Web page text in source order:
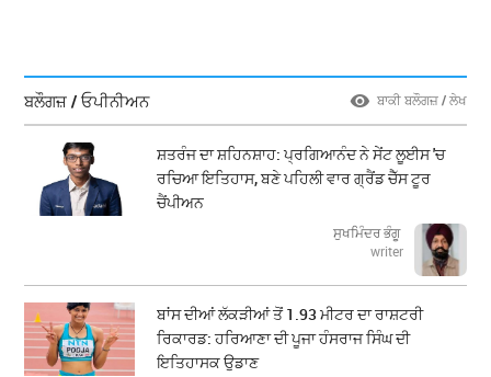
ਬਲੌਗਜ਼ / ਓਪੀਨੀਅਨ ਬਾਕੀ ਬਲੌਗਜ਼ / ਲੇਖ
ਸ਼ਤਰੰਜ ਦਾ ਸ਼ਹਿਨਸ਼ਾਹ: ਪ੍ਰਗਿਆਨੰਦ ਨੇ ਸੇਂਟ ਲੂਈਸ 'ਚ
ਰਚਿਆ ਇਤਿਹਾਸ, ਬਣੇ ਪਹਿਲੀ ਵਾਰ ਗ੍ਰੈਂਡ ਚੈੱਸ ਟੂਰ
ਚੈਂਪੀਅਨ
ਸੁਖਮਿੰਦਰ ਭੰਗੂ
writer
ਬਾਂਸ ਦੀਆਂ ਲੱਕੜੀਆਂ ਤੋਂ 1.93 ਮੀਟਰ ਦਾ ਰਾਸ਼ਟਰੀ
ਰਿਕਾਰਡ: ਹਰਿਆਣਾ ਦੀ ਪੂਜਾ ਹੰਸਰਾਜ ਸਿੰਘ ਦੀ
ਇਤਿਹਾਸਕ ਉਡਾਣ